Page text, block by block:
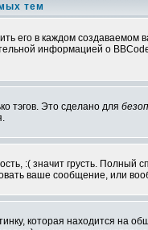
тем
его в каждом создаваемом
информацией о
тэгов. Это сделано для
:( значит грусть. Полный
ваше сообщение, или
которая находится на